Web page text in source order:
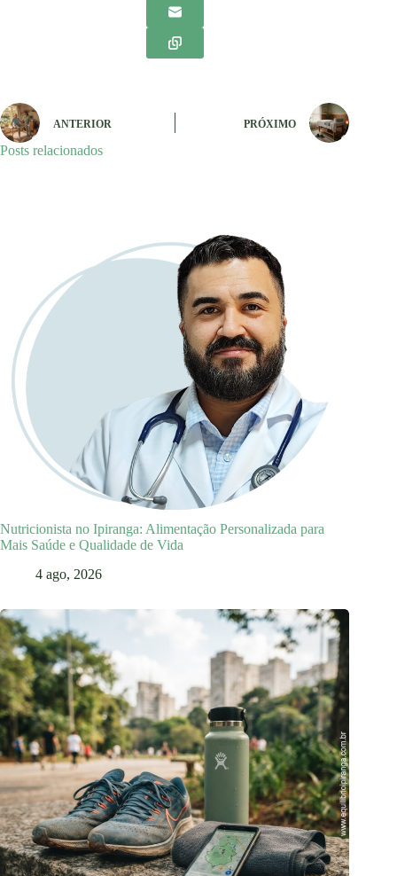
ANTERIOR PRÓXIMO
Posts relacionados
Nutricionista no Ipiranga: Alimentação Personalizada para
Mais Saúde e Qualidade de Vida
4 ago, 2026